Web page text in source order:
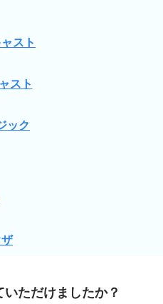
スト
スト
ック
ただけましたか？